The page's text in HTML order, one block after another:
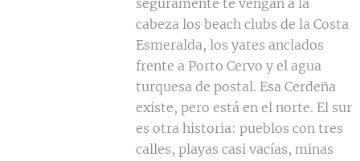
seguramente te vengan a la
cabeza los beach clubs de la Costa
Esmeralda, los yates anclados
frente a Porto Cervo y el agua
turquesa de postal. Esa Cerdeña
existe, pero está en el norte. El sur
es otra historia: pueblos con tres
calles, playas casi vacías, minas